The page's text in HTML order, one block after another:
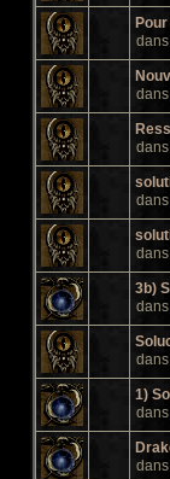
dans
dans
dans
dans
dans
3b)
dans
dans
1)
dans
dans